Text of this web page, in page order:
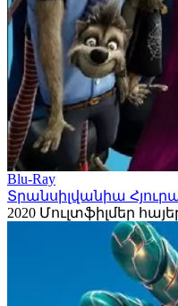
Blu-Ray
Տրանսիլվանիա
2020 Մուլտֆիլմեր